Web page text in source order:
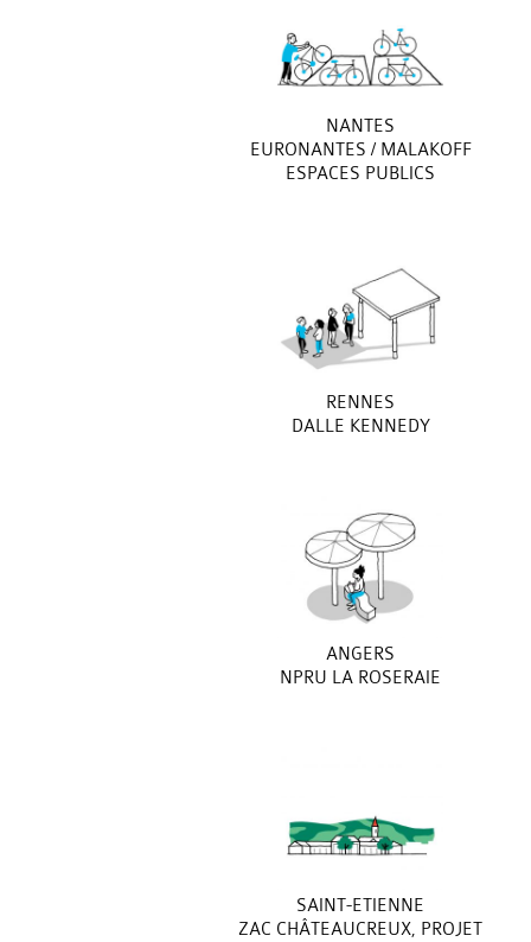
NANTES
EURONANTES / MALAKOFF
ESPACES PUBLICS
RENNES
DALLE KENNEDY
ANGERS
NPRU LA ROSERAIE
SAINT-ETIENNE
ZAC CHÂTEAUCREUX, PROJET